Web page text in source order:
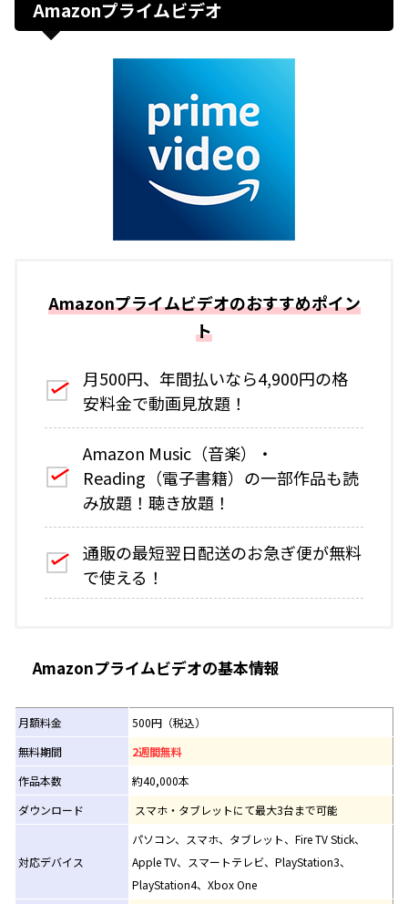
Amazonプライムビデオ
Amazonプライムビデオのおすすめポイン
ト
月500円、年間払いなら4,900円の格
安料金で動画見放題！
Amazon Music（音楽）・
Reading（電子書籍）の一部作品も読
み放題！聴き放題！
通販の最短翌日配送のお急ぎ便が無料
で使える！
Amazonプライムビデオの基本情報
月額料金
500円（税込）
無料期間
2週間無料
作品本数
約40,000本
ダウンロード
スマホ・タブレットにて最大3台まで可能
対応デバイス
パソコン、スマホ、タブレット、Fire TV Stick、
Apple TV、スマートテレビ、PlayStation3、
PlayStation4、Xbox One